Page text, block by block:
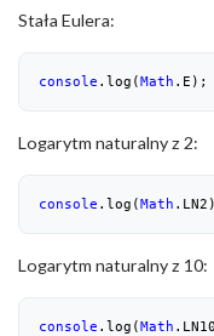
Stała Eulera:
console .log(Math .E);
Logarytm naturalny z 2:
console .log(Math
Logarytm naturalny z 10:
console .log(Math